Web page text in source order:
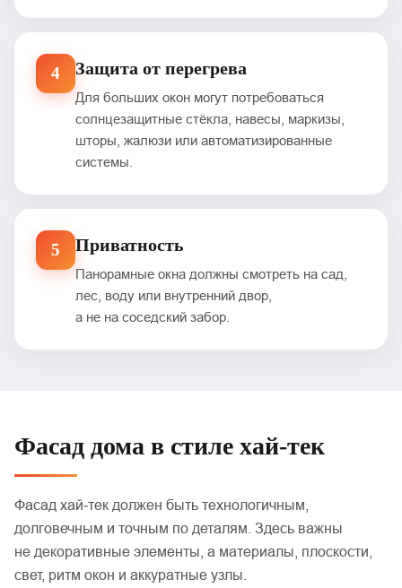
4 Защита от перегрева
Для больших окон могут потребоваться
солнцезащитные стёкла, навесы, маркизы,
шторы, жалюзи или автоматизированные
системы.
5 Приватность
Панорамные окна должны смотреть на сад,
лес, воду или внутренний двор,
а не на соседский забор.
Фасад дома в стиле хай‑тек
Фасад хай‑тек должен быть технологичным,
долговечным и точным по деталям. Здесь важны
не декоративные элементы, а материалы, плоскости,
свет, ритм окон и аккуратные узлы.